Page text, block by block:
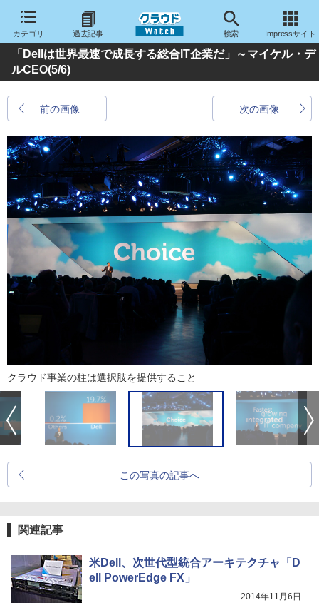
カテゴリ 過去記事 検索 Impressサイト
「Dellは世界最速で成長する総合IT企業だ」～マイケル・デ
ルCEO(5/6)
前の画像 次の画像
クラウド事業の柱は選択肢を提供すること
この写真の記事へ
関連記事
米Dell、次世代型統合アーキテクチャ「D
ell PowerEdge FX」
2014年11月6日